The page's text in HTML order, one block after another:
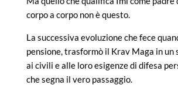
corpo a corpo non è questo.
La successiva evoluzione che fece
pensione, trasformò il Krav Maga in un
ai civili e alle loro esigenze di difesa
che segna il vero passaggio.